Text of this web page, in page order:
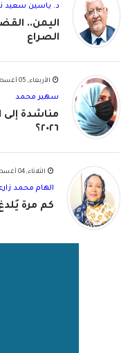
د. ياسين سعيد
اليمن..
الصراع
الأربعاء, 05 أغسطس 2026
سهير محمد
مناشدة
٢٠٢٦؟
الثلاثاء, 04 أغسطس 2026
الهام محمد
كم مرة يُلدغ الوطن؟